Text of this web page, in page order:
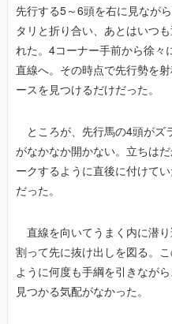
先行する5～6頭を右に見なが
タリと折り合い、あとはいつ
れた。4コーナー手前から徐々
直線へ。その時点で先行勢を
ースを見つけるだけだった。
ところが、先行馬の4頭がズ
がなかなか開かない。立ちは
ークするように直後に付けて
だった。
直線を向いてうまく内に潜
割って先に抜け出しを図る。
ように何度も手綱を引きなが
見つかる気配がなかった。